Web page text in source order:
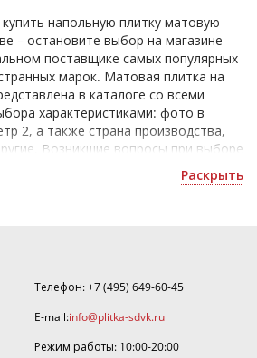
напольную плитку матовую
– остановите выбор на магазине
поставщике самых популярных
марок. Матовая плитка на
в каталоге со всеми
характеристиками: фото в
2, а также страна производства,
Возникшие вопросы при выборе
Раскрыть
Телефон:+7 (495) 649-60-45
E-mail:info@plitka-sdvk.ru
Режим работы: 10:00-20:00